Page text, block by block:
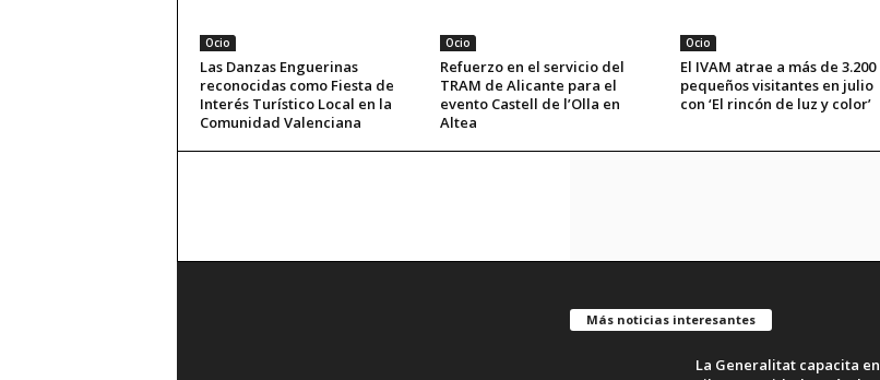
Ocio
Las Danzas Enguerinas
reconocidas como Fiesta de
Interés Turístico Local en la
Comunidad Valenciana
Ocio
Refuerzo en el servicio del
TRAM de Alicante para el
evento Castell de l’Olla en
Altea
Ocio
El IVAM atrae a más de 3.200
pequeños visitantes en julio
con ‘El rincón de luz y color’
Más noticias interesantes
La Generalitat capacita en